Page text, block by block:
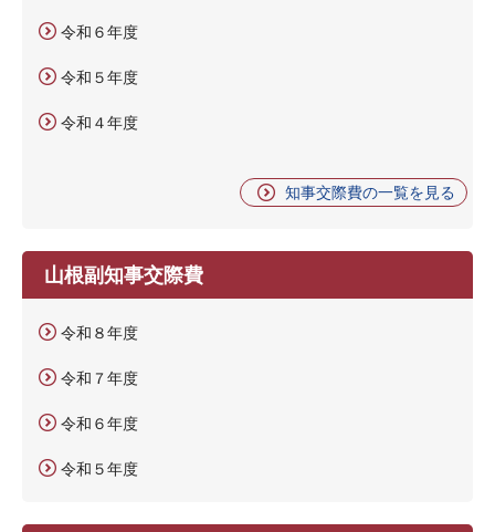
令和６年度
令和５年度
令和４年度
知事交際費の一覧を見る
山根副知事交際費
令和８年度
令和７年度
令和６年度
令和５年度